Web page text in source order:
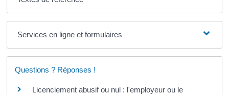
Services en ligne et formulaires
Questions ? Réponses !
Licenciement abusif ou nul : l'employeur ou le